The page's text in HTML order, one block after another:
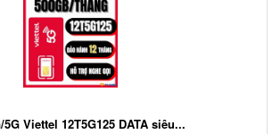
Viettel 12T5G125 DATA siêu...